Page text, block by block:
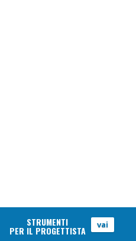
STRUMENTI
PER IL PROGETTISTA vai